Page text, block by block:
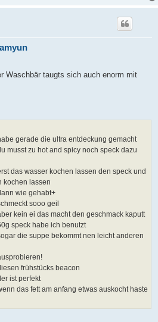
Waschbär taugts sich auch enorm mit
gerade die ultra entdeckung gemacht
musst zu hot and spicy noch speck dazu
das wasser kochen lassen den speck und
kochen lassen
wie gehabt+
sooo geil
kein ei das macht den geschmack kaputt
speck habe ich benutzt
die suppe bekommt nen leicht anderen
frühstücks beacon
ist perfekt
das fett am anfang etwas auskocht haste